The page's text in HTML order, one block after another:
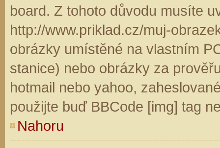
board. Z tohoto důvodu musíte
http://www.priklad.cz/muj-
obrázky umístěné na vlastním
stanice) nebo obrázky za
hotmail nebo yahoo,
použijte buď BBCode [img] tag
Nahoru